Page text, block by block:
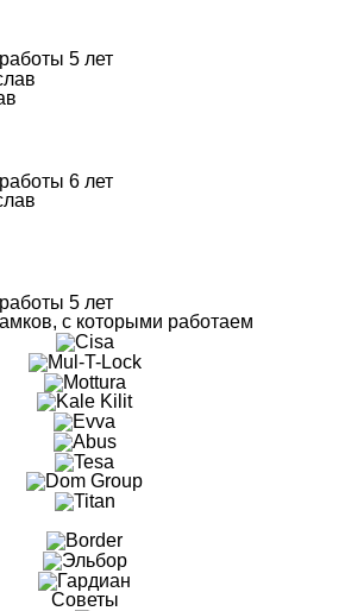
5 лет
6 лет
5 лет
с которыми работаем
Советы